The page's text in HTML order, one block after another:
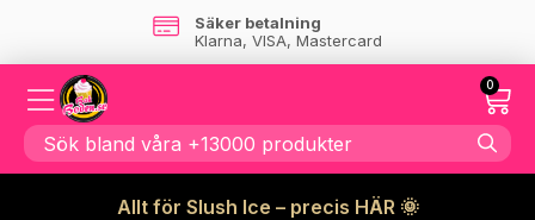
Skandinaviskt företag
- ingen tull tillkommer
0
Allt för Slush Ice – precis HÄR 🌞